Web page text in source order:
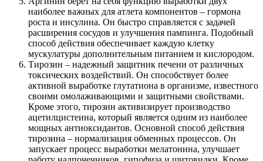
наиболее важных для атлета компонентов – гормона
роста и инсулина. Он быстро справляется с задачей
расширения сосудов и улучшения пампинга. Подобный
способ действия обеспечивает каждую клетку
мускулатуры дополнительным питанием и кислородом.
Тирозин – надежный защитник печени от различных
токсических воздействий. Он способствует более
активной выработке глутатиона в организме, известного
своими омолаживающими и защитными свойствами.
Кроме этого, тирозин активизирует производство
ацетилцистеина, который является одним из наиболее
мощных антиоксидантов. Основной способ действия
тирозина – нормализация обменных процессов. Он
запускает процесс выработки мелатонина, улучшает